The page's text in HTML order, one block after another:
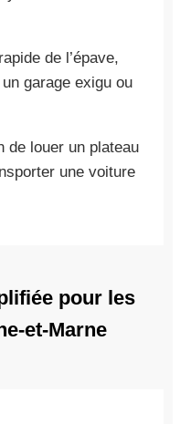
de l’épave,
garage exigu ou
de louer un plateau
une voiture
pour les
et-Marne